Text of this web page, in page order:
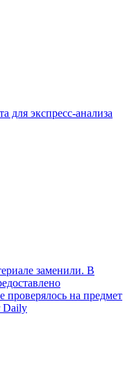
для экспресс-анализа
заменили. В
проверялось на предмет
Daily